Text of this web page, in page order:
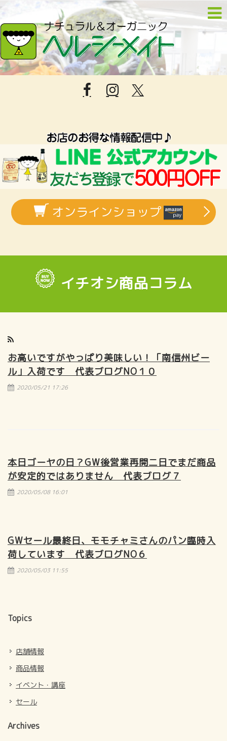
オンラインショップ
イチオシ商品コラム
お高いですがやっぱり美味しい！「南信州ビー
ル」入荷です 代表ブログNO１０
2020/05/21 17:26
本日ゴーヤの日？GW後営業再開二日でまだ商品
が安定的ではありません 代表ブログ７
2020/05/08 16:01
GWセール最終日、モモチャミさんのパン臨時入
荷しています 代表ブログNO６
2020/05/03 11:55
Topics
店舗情報
商品情報
イベント・講座
セール
Archives